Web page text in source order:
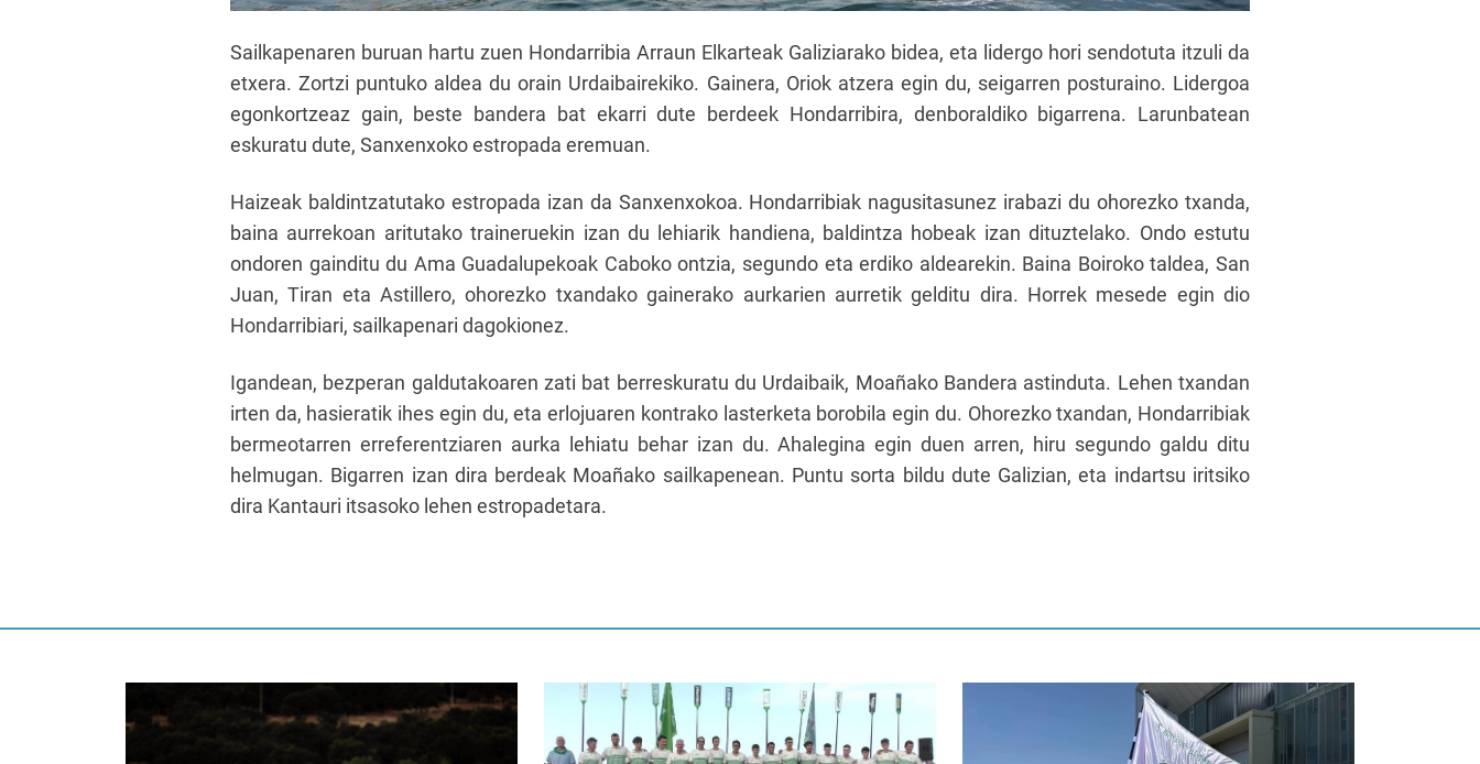
Sailkapenaren buruan hartu zuen Hondarribia Arraun Elkarteak Galiziarako bidea, eta lidergo hori sendotuta itzuli da
etxera. Zortzi puntuko aldea du orain Urdaibairekiko. Gainera, Oriok atzera egin du, seigarren posturaino. Lidergoa
egonkortzeaz gain, beste bandera bat ekarri dute berdeek Hondarribira, denboraldiko bigarrena. Larunbatean
eskuratu dute, Sanxenxoko estropada eremuan.
Haizeak baldintzatutako estropada izan da Sanxenxokoa. Hondarribiak nagusitasunez irabazi du ohorezko txanda,
baina aurrekoan aritutako traineruekin izan du lehiarik handiena, baldintza hobeak izan dituztelako. Ondo estutu
ondoren gainditu du Ama Guadalupekoak Caboko ontzia, segundo eta erdiko aldearekin. Baina Boiroko taldea, San
Juan, Tiran eta Astillero, ohorezko txandako gainerako aurkarien aurretik gelditu dira. Horrek mesede egin dio
Hondarribiari, sailkapenari dagokionez.
Igandean, bezperan galdutakoaren zati bat berreskuratu du Urdaibaik, Moañako Bandera astinduta. Lehen txandan
irten da, hasieratik ihes egin du, eta erlojuaren kontrako lasterketa borobila egin du. Ohorezko txandan, Hondarribiak
bermeotarren erreferentziaren aurka lehiatu behar izan du. Ahalegina egin duen arren, hiru segundo galdu ditu
helmugan. Bigarren izan dira berdeak Moañako sailkapenean. Puntu sorta bildu dute Galizian, eta indartsu iritsiko
dira Kantauri itsasoko lehen estropadetara.